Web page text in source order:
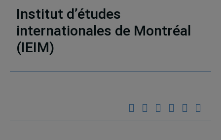
Institut d’études
internationales de Montréal
(IEIM)